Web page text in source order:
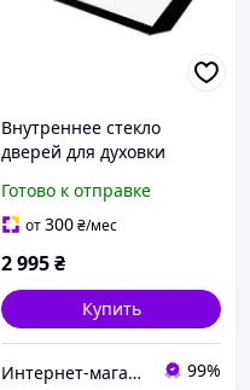
Внутреннее стекло
дверей для духовки
Готово к отправке
от300₴/мес
2 995₴
Купить
Интернет-магазин «Dragon Parts» 99%